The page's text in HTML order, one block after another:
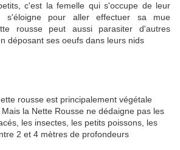
c'est la femelle qui s'occupe de leur
s'éloigne pour aller effectuer sa mue
rousse peut aussi parasiter d'autres
déposant ses oeufs dans leurs nids
rousse est principalement végétale
la Nette Rousse ne dédaigne pas les
les insectes, les petits poissons, les
2 et 4 mètres de profondeurs